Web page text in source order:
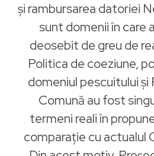
și rambursarea datoriei
sunt domenii în care
deosebit de greu de
Politica de coeziune,
domeniul pescuitului și
Comună au fost
termeni reali în
comparație cu actualul